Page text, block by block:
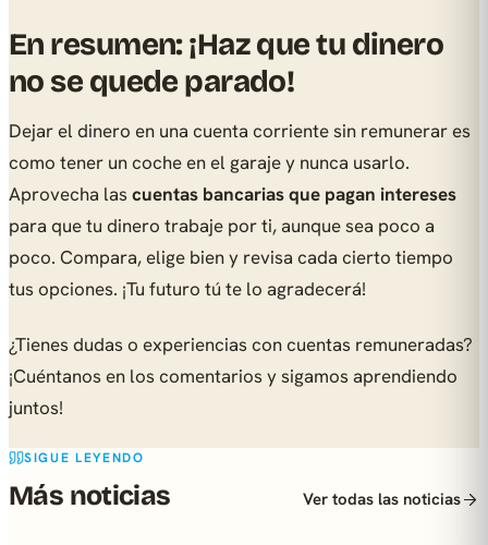
En resumen: ¡Haz que tu dinero
no se quede parado!
Dejar el dinero en una cuenta corriente sin remunerar es
como tener un coche en el garaje y nunca usarlo.
Aprovecha lascuentas bancarias que pagan intereses
para que tu dinero trabaje por ti, aunque sea poco a
poco. Compara, elige bien y revisa cada cierto tiempo
tus opciones. ¡Tu futuro tú te lo agradecerá!
¿Tienes dudas o experiencias con cuentas remuneradas?
¡Cuéntanos en los comentarios y sigamos aprendiendo
juntos!
SIGUE LEYENDO
Más noticias Ver todas las noticias